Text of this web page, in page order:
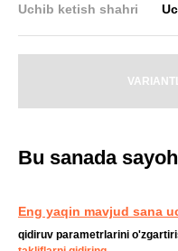
Uchib ketish shahri
Bu sanada
Eng yaqin mavjud sana
qidiruv parametrlarini